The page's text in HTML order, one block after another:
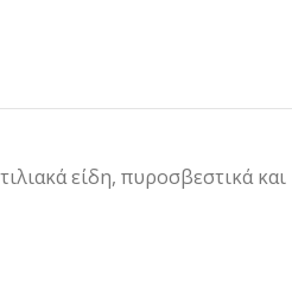
είδη, πυροσβεστικά και